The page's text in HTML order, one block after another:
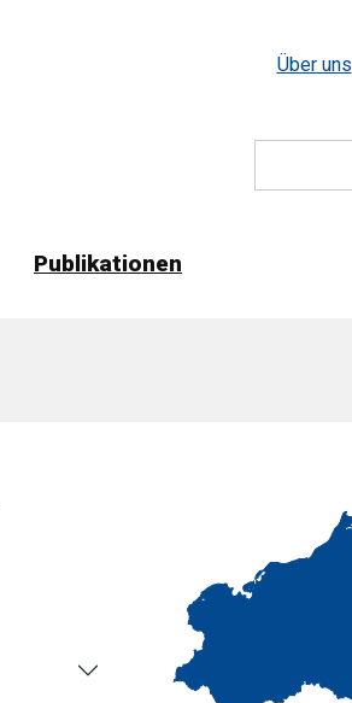
Über uns
Publikationen